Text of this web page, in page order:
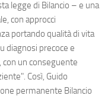
legge di Bilancio – e una
con approcci
portando qualità di vita
diagnosi precoce e
un conseguente
Così, Guido
permanente Bilancio